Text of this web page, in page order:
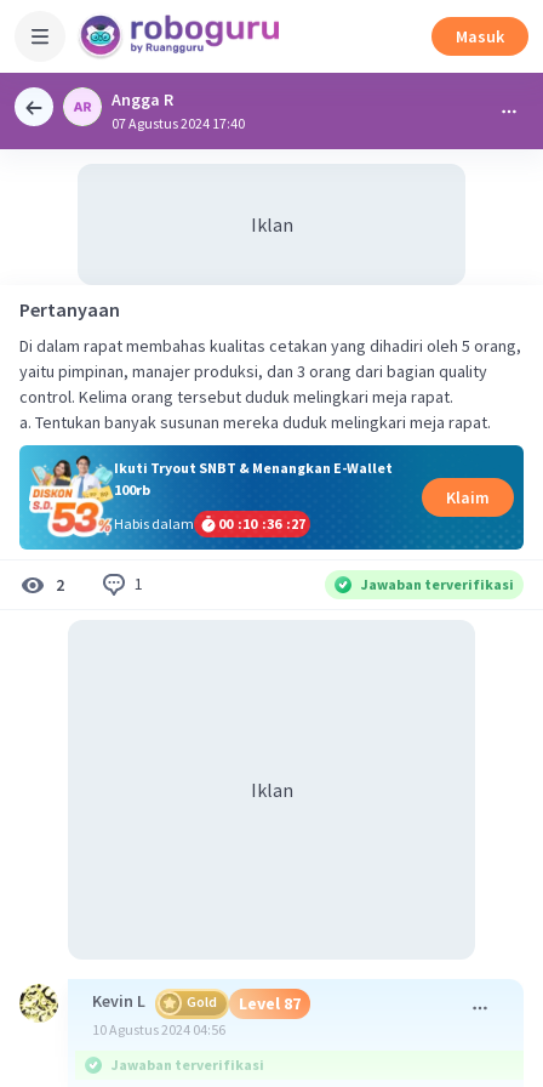
Masuk
Angga R
07 Agustus 2024 17:40
Iklan
Pertanyaan
Di dalam rapat membahas kualitas cetakan yang dihadiri oleh 5 orang,
yaitu pimpinan, manajer produksi, dan 3 orang dari bagian quality
control. Kelima orang tersebut duduk melingkari meja rapat.
a. Tentukan banyak susunan mereka duduk melingkari meja rapat.
Ikuti Tryout SNBT & Menangkan E-Wallet
100rb
Habis dalam
00 :10 :36 :26
Klaim
2 1 Jawaban terverifikasi
Iklan
Kevin L Gold Level 87
10 Agustus 2024 04:56
Jawaban terverifikasi